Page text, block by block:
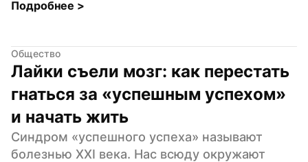
Подробнее >
Общество
Лайки съели мозг: как перестать
гнаться за «успешным успехом»
и начать жить
Синдром «успешного успеха» называют
болезнью XXI века. Нас всюду окружают